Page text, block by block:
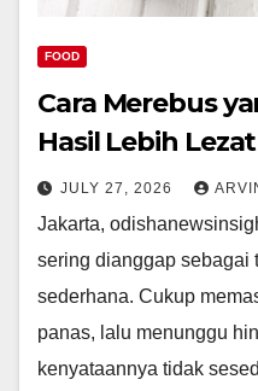
FOOD
Cara Merebus
Hasil Lebih Lezat
JULY 27, 2026
Jakarta,
sering dianggap sebagai
sederhana. Cukup
panas, lalu menunggu
kenyataannya tidak